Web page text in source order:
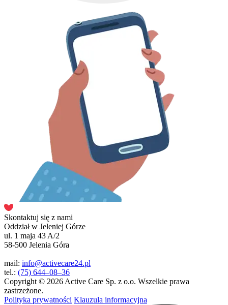
Skontaktuj się z nami
Oddział w Jeleniej Górze
ul. 1 maja 43 A/2
58-500 Jelenia Góra
mail: info@activecare24.pl
tel.: (75) 644–08–36
Copyright © 2026 Active Care Sp. z o.o. Wszelkie prawa
zastrzeżone.
Polityka prywatności Klauzula informacyjna